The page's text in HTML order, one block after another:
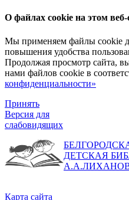
О файлах cookie на этом веб-
Мы применяем файлы cookie
повышения удобства
Продолжая просмотр сайта,
нами файлов cookie в
конфиденциальности»
Принять
Версия для
слабовидящих
ДЕТСКАЯ
Карта сайта